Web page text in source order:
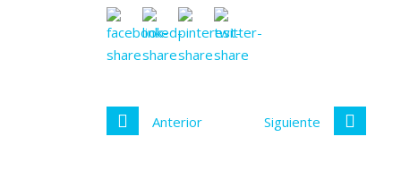
Anterior Siguiente